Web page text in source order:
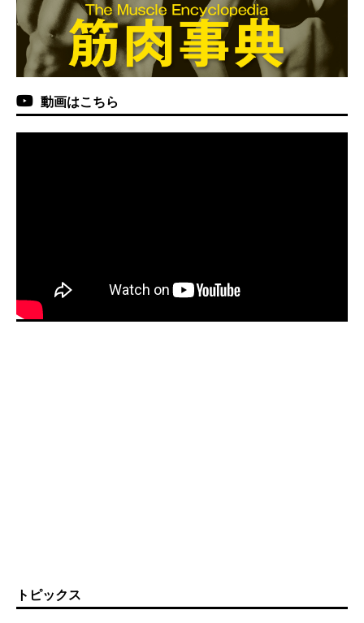
動画はこちら
トピックス